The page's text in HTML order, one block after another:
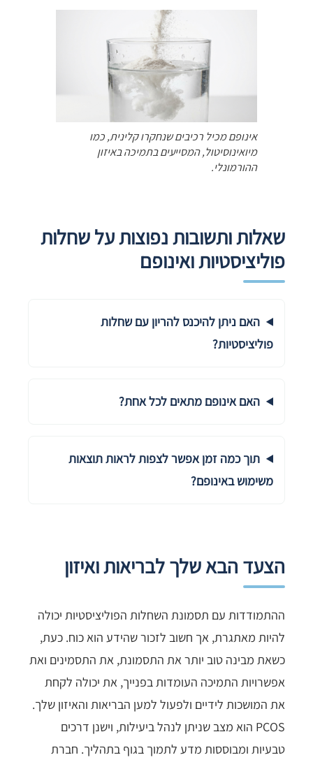
אינופם מכיל רכיבים שנחקרו קלינית, כמו
מיואינוסיטול, המסייעים בתמיכה באיזון
ההורמונלי.
שאלות ותשובות נפוצות על שחלות
פוליציסטיות ואינופם
האם ניתן להיכנס להריון עם שחלות
פוליציסטיות?
האם אינופם מתאים לכל אחת?
תוך כמה זמן אפשר לצפות לראות תוצאות
משימוש באינופם?
הצעד הבא שלך לבריאות ואיזון
ההתמודדות עם תסמונת השחלות הפוליציסטיות יכולה
להיות מאתגרת, אך חשוב לזכור שהידע הוא כוח. כעת,
כשאת מבינה טוב יותר את התסמונת, את התסמינים ואת
אפשרויות התמיכה העומדות בפנייך, את יכולה לקחת
את המושכות לידיים ולפעול למען הבריאות והאיזון שלך.
PCOS הוא מצב שניתן לנהל ביעילות, וישנן דרכים
טבעיות ומבוססות מדע לתמוך בגוף בתהליך. חברת